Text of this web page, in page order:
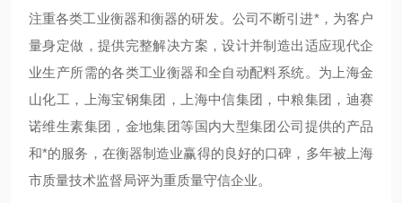
注重各类工业衡器和衡器的研发。公司不断引进*， 为客户
量身定做 ， 提供完整解决方案 ，设计并制造出适应现代企
业生产所需的各类工业衡器和全自动配料系统。为上海金
山化工 ， 上海宝钢集团 ， 上海中信集团 ， 中粮集团 ， 迪赛
诺维生素集团 ， 金地集团等国内大型集团公司提供的产品
和*的服务 ， 在衡器制造业赢得的良好的口碑 ， 多年被上海
市质量技术监督局评为重质量守信企业。